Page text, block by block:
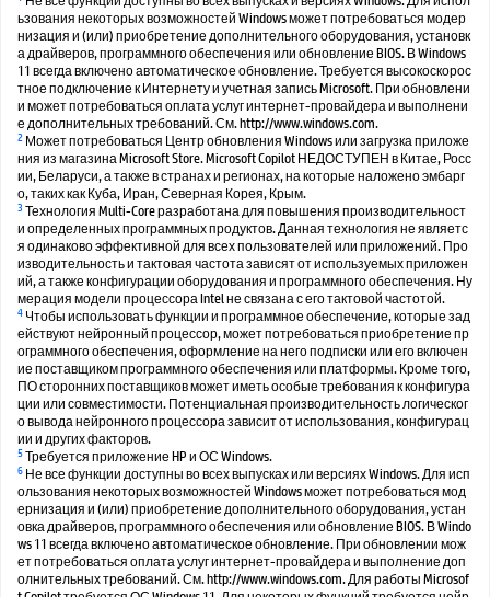
ьзования некоторых возможностей Windows может потребоваться модер
низация и (или) приобретение дополнительного оборудования, установк
а драйверов, программного обеспечения или обновление BIOS. В Windows
11 всегда включено автоматическое обновление. Требуется высокоскорос
тное подключение к Интернету и учетная запись Microsoft. При обновлени
и может потребоваться оплата услуг интернет-провайдера и выполнени
е дополнительных требований. См. http://www.windows.com.
2 Может потребоваться Центр обновления Windows или загрузка приложе
ния из магазина Microsoft Store. Microsoft Copilot НЕДОСТУПЕН в Китае, Росс
ии, Беларуси, а также в странах и регионах, на которые наложено эмбарг
о, таких как Куба, Иран, Северная Корея, Крым.
3 Технология Multi-Core разработана для повышения производительност
и определенных программных продуктов. Данная технология не являетс
я одинаково эффективной для всех пользователей или приложений. Про
изводительность и тактовая частота зависят от используемых приложен
ий, а также конфигурации оборудования и программного обеспечения. Ну
мерация модели процессора Intel не связана с его тактовой частотой.
4 Чтобы использовать функции и программное обеспечение, которые зад
ействуют нейронный процессор, может потребоваться приобретение пр
ограммного обеспечения, оформление на него подписки или его включен
ие поставщиком программного обеспечения или платформы. Кроме того,
ПО сторонних поставщиков может иметь особые требования к конфигура
ции или совместимости. Потенциальная производительность логическог
о вывода нейронного процессора зависит от использования, конфигурац
ии и других факторов.
5Требуется приложение HP и ОС Windows.
6 Не все функции доступны во всех выпусках или версиях Windows. Для исп
ользования некоторых возможностей Windows может потребоваться мод
ернизация и (или) приобретение дополнительного оборудования, устан
овка драйверов, программного обеспечения или обновление BIOS. В Windo
ws 11 всегда включено автоматическое обновление. При обновлении мож
ет потребоваться оплата услуг интернет-провайдера и выполнение доп
олнительных требований. См. http://www.windows.com. Для работы Microsof